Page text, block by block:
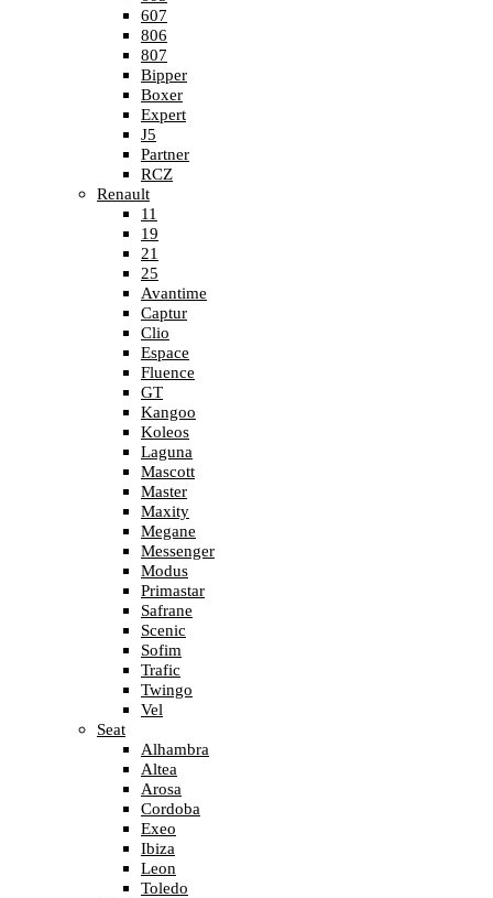
607
806
807
Bipper
Boxer
Expert
J5
Partner
RCZ
Renault
11
19
21
25
Avantime
Captur
Clio
Espace
Fluence
GT
Kangoo
Koleos
Laguna
Mascott
Master
Maxity
Megane
Messenger
Modus
Primastar
Safrane
Scenic
Sofim
Trafic
Twingo
Vel
Seat
Alhambra
Altea
Arosa
Cordoba
Exeo
Ibiza
Leon
Toledo